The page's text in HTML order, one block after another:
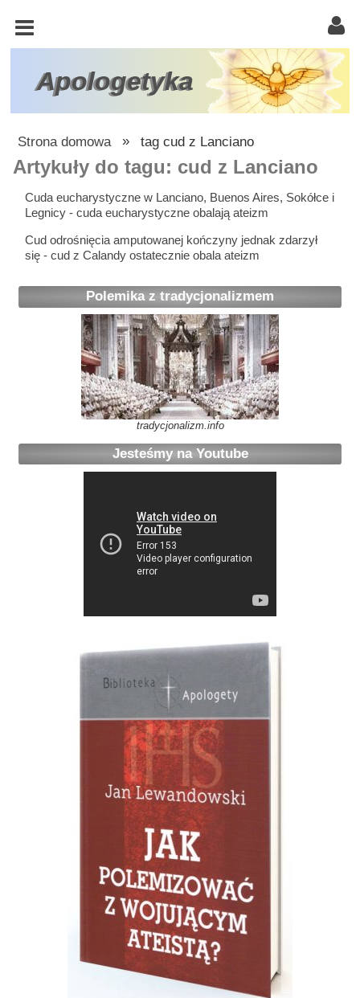
Apologetyka
KOŚCIÓŁ
KATOLICKI
TRÓJCA
ŚWIĘTA
ATEIZM
ŚWIADKOWIE
JEHOWY
W
WIARY
Strona domowa » tag cud z Lanciano
Polemika z tradycjonalizmem
tradycjonalizm.info
Jesteśmy na Youtube
Artykuły do tagu: cud z Lanciano
Cuda eucharystyczne w Lanciano, Buenos Aires, Sokółce i
Legnicy - cuda eucharystyczne obalają ateizm
Cud odrośnięcia amputowanej kończyny jednak zdarzył
się - cud z Calandy ostatecznie obala ateizm